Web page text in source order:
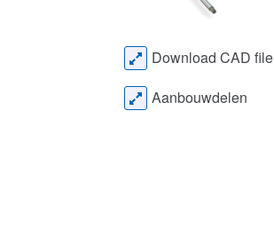
Download CAD file
Aanbouwdelen